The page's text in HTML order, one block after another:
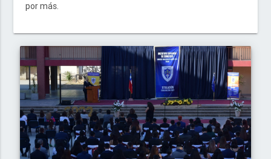
por más.